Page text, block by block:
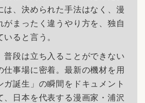
は、決められた手法はなく、漫
がまったく違うやり方を、独自
いると言う。
普段は立ち入ることができない
仕事場に密着。最新の機材を用
ガ誕生」の瞬間をドキュメント
、日本を代表する漫画家・浦沢